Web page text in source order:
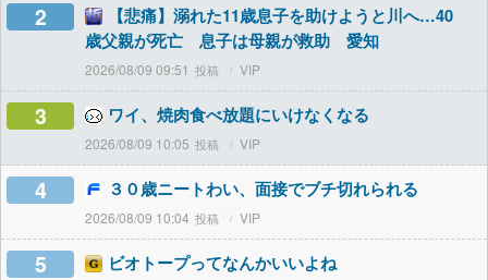
2
【悲痛】溺れた11歳息子を助けようと川へ…40
歳父親が死亡 息子は母親が救助 愛知
2026/08/09 09:51 VIP
3 ワイ、焼肉食べ放題にいけなくなる
2026/08/09 10:05 VIP
4 ３０歳ニートわい、面接でブチ切れられる
2026/08/09 10:04 VIP
5 ビオトープってなんかいいよね